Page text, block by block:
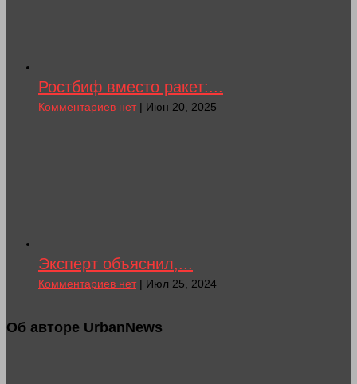
Ростбиф вместо ракет:...
Комментариев нет| Июн 20, 2025
Эксперт объяснил,...
Комментариев нет| Июл 25, 2024
Об авторе UrbanNews